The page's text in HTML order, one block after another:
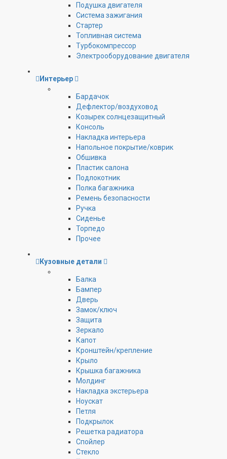
Подушка двигателя
Система зажигания
Стартер
Топливная система
Турбокомпрессор
Электрооборудование двигателя
Интерьер
Бардачок
Дефлектор/воздуховод
Козырек солнцезащитный
Консоль
Накладка интерьера
Напольное покрытие/коврик
Обшивка
Пластик салона
Подлокотник
Полка багажника
Ремень безопасности
Ручка
Сиденье
Торпедо
Прочее
Кузовные детали
Балка
Бампер
Дверь
Замок/ключ
Защита
Зеркало
Капот
Кронштейн/крепление
Крыло
Крышка багажника
Молдинг
Накладка экстерьера
Ноускат
Петля
Подкрылок
Решетка радиатора
Спойлер
Стекло